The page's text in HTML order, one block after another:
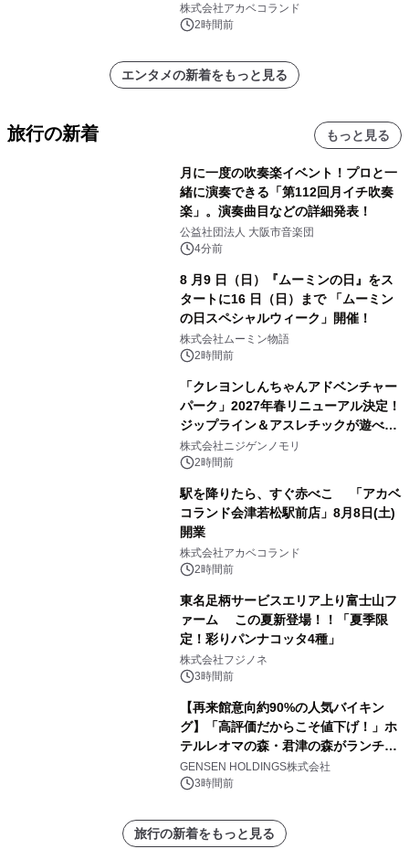
株式会社アカベコランド
2時間前
エンタメの新着をもっと見る
旅行の新着 もっと見る
月に一度の吹奏楽イベント！プロと一
緒に演奏できる「第112回月イチ吹奏
楽」。演奏曲目などの詳細発表！
公益社団法人 大阪市音楽団
4分前
8 月9 日（日）『ムーミンの日』をス
タートに16 日（日）まで 「ムーミン
の日スペシャルウィーク」開催！
株式会社ムーミン物語
2時間前
「クレヨンしんちゃんアドベンチャー
パーク」2027年春リニューアル決定！
ジップライン＆アスレチックが遊べる
のは今年が最後！ 「ラスト！ドキがム
ネムネ～大作戦！」始動
株式会社ニジゲンノモリ
2時間前
駅を降りたら、すぐ赤べこ 「アカベ
コランド会津若松駅前店」8月8日(土)
開業
株式会社アカベコランド
2時間前
東名足柄サービスエリア上り富士山フ
ァーム この夏新登場！！「夏季限
定！彩りパンナコッタ4種」
株式会社フジノネ
3時間前
【再来館意向約90%の人気バイキン
グ】「高評価だからこそ値下げ！」ホ
テルレオマの森・君津の森がランチバ
イキングの価格改定&繁忙日料金撤廃
を実施
GENSEN HOLDINGS株式会社
3時間前
旅行の新着をもっと見る